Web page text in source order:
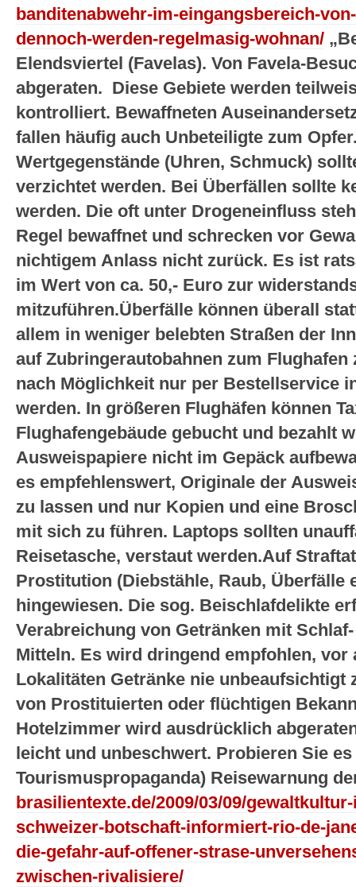
banditenabwehr-im-eingangsbereich-
dennoch-werden-regelmasig-wohnan/
Elendsviertel (Favelas). Von Favela-
abgeraten. Diese Gebiete werden
kontrolliert. Bewaffneten
fallen häufig auch Unbeteiligte zum
Wertgegenstände (Uhren, Schmuck)
verzichtet werden. Bei Überfällen sollte
werden. Die oft unter Drogeneinfluss
Regel bewaffnet und schrecken vor
nichtigem Anlass nicht zurück. Es ist
im Wert von ca. 50,- Euro zur
mitzuführen.Überfälle können überall
allem in weniger belebten Straßen der
auf Zubringerautobahnen zum
nach Möglichkeit nur per Bestellservice
werden. In größeren Flughäfen können
Flughafengebäude gebucht und bezahlt
Ausweispapiere nicht im Gepäck
es empfehlenswert, Originale der
zu lassen und nur Kopien und eine
mit sich zu führen. Laptops sollten
Reisetasche, verstaut werden.Auf
Prostitution (Diebstähle, Raub, Überfälle
hingewiesen. Die sog. Beischlafdelikte
Verabreichung von Getränken mit
Mitteln. Es wird dringend empfohlen, vor
Lokalitäten Getränke nie unbeaufsichtigt
von Prostituierten oder flüchtigen
Hotelzimmer wird ausdrücklich
leicht und unbeschwert. Probieren Sie
Tourismuspropaganda) Reisewarnung
brasilientexte.de/2009/03/09/
schweizer-botschaft-informiert-rio-de-
die-gefahr-auf-offener-strase-
zwischen-rivalisiere/